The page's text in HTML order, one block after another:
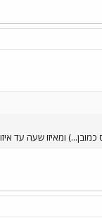
ומאיזו שעה עד